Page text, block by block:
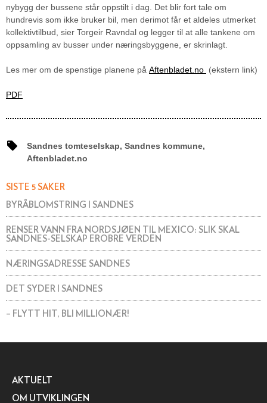
nybygg der bussene står oppstilt i dag. Det blir fort tale om
hundrevis som ikke bruker bil, men derimot får et aldeles utmerket
kollektivtilbud, sier Torgeir Ravndal og legger til at alle tankene om
oppsamling av busser under næringsbyggene, er skrinlagt.
Les mer om de spenstige planene på Aftenbladet.no (ekstern link)
PDF
Sandnes tomteselskap, Sandnes kommune,
Aftenbladet.no
SISTE 5 SAKER
BYRÅBLOMSTRING I SANDNES
RENSER VANN FRA NORDSJØEN TIL MEXICO: SLIK SKAL
SANDNES-SELSKAP EROBRE VERDEN
NÆRINGSADRESSE SANDNES
DET SYDER I SANDNES
– FLYTT HIT, BLI MILLIONÆR!
AKTUELT
OM UTVIKLINGEN